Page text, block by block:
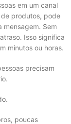
em um canal
produtos, pode
mensagem. Sem
Isso significa
minutos ou horas.
precisam
poucas